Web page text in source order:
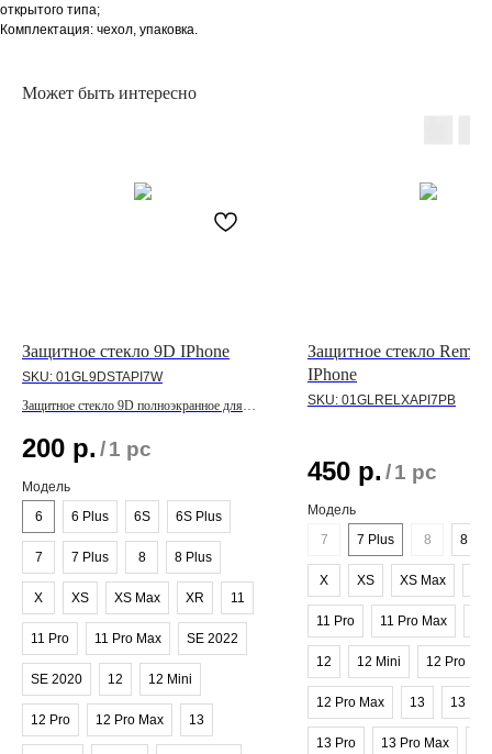
открытого типа;
Комплектация: чехол, упаковка.
Может быть интересно
Защитное стекло 9D IPhone
SKU: 01GL9DSTAPI7W
Защитное стекло 9D полноэкранное для
200 р. /1 pc
Модель
6
6 Plus 6S 6S Plus
7 7 Plus 8 8 Plus
X XS XS Max XR 11
11 Pro 11 Pro Max SE 2022
SE 2020 12 12 Mini
12 Pro 12 Pro Max 13
Защитное стекло
IPhone
SKU: 01GLRELXAPI7PB
450 р. /1 pc
Модель
7
7 Plus 8 8
X XS XS Max
11 Pro 11 Pro Max
12 12 Mini 12 Pro
12 Pro Max 13 13
13 Pro 13 Pro Max